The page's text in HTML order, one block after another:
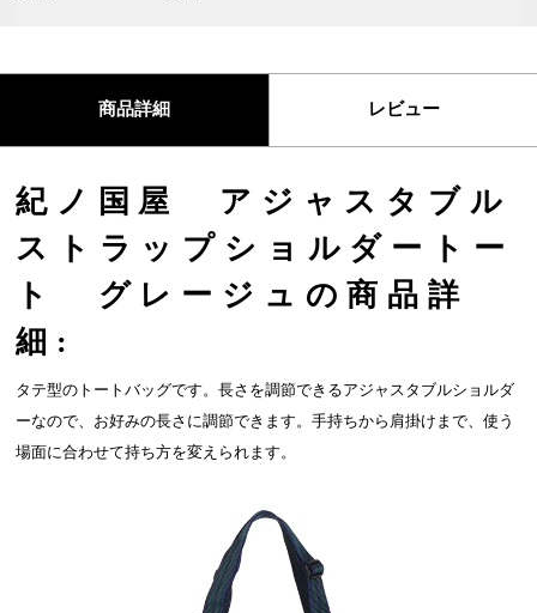
商品詳細 レビュー
紀ノ国屋 アジャスタブル
ストラップショルダートー
ト グレージュの商品詳
細:
タテ型のトートバッグです。長さを調節できるアジャスタブルショルダ
ーなので、お好みの長さに調節できます。手持ちから肩掛けまで、使う
場面に合わせて持ち方を変えられます。